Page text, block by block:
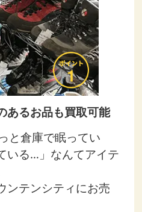
あるお品も買取可能
と倉庫で眠ってい
いる…」なんてアイテ
ンテンシティにお売